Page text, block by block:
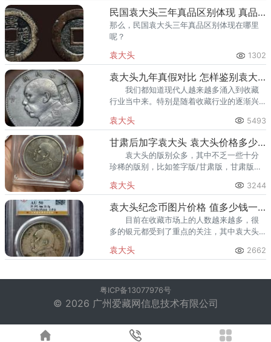
民国袁大头三年真品区别体现 真品价格多少
那么，民国袁大头三年真品区别体现在哪里
呢？
袁大头 1302
袁大头九年真假对比 怎样鉴别袁大头珍品
我们都知道现代人越来越多涌入到收藏
行业当中来。特别是随着收藏行业的逐渐兴
其本身价值几倍的价格。其中以流行较广，
较易辨认真假的袁大头为主流，
袁大头 5493
甘肃后加字袁大头 袁大头价格多少钱
袁大头的版别众多，其中不乏一些十分
珍稀的版别，比如签字版/甘肃版，甘肃版的
币厂成立的比较晚，直至民国17年，才开始
正式铸造银元。
袁大头 3244
袁大头纪念币图片价格 值多少钱一个
目前在收藏市场上的人数越来越多，很
多的银元都受到了重点的关注，其中袁大头
致，版本多受到了很多的藏友的喜爱，收藏
袁大头 2662
粤ICP备13077976号
© 2026 广州爱藏网信息技术有限公司